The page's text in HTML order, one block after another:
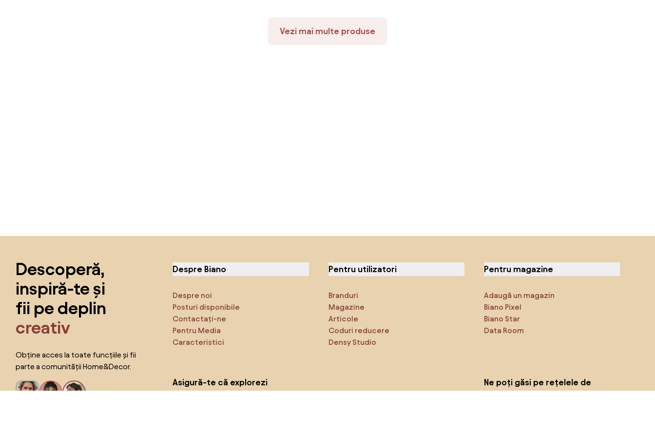
Vezi mai multe produse
Descoperă,
inspiră-te și
fii pe deplin
creativ
Obține acces la toate funcțiile și fii
parte a comunității Home&Decor.
Despre Biano
Despre noi
Posturi disponibile
Contactați-ne
Pentru Media
Caracteristici
Pentru utilizatori
Branduri
Magazine
Articole
Coduri reducere
Densy Studio
Pentru magazine
Adaugă un magazin
Biano Pixel
Biano Star
Data Room
Asigură-te că explorezi
Ne poți găsi pe rețelele de